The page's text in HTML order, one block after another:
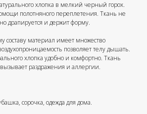
хлопка в мелкий черный горох.
полотняного переплетения. Ткань не
драпируется и держит форму.
составу материал имеет множество
позволяет телу дышать.
хлопка удобно и комфортно. Ткань
раздражения и аллергии.
сорочка, одежда для дома.